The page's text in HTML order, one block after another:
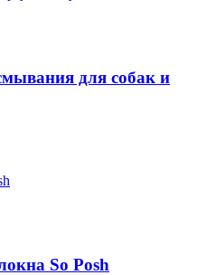
для собак и
So Posh